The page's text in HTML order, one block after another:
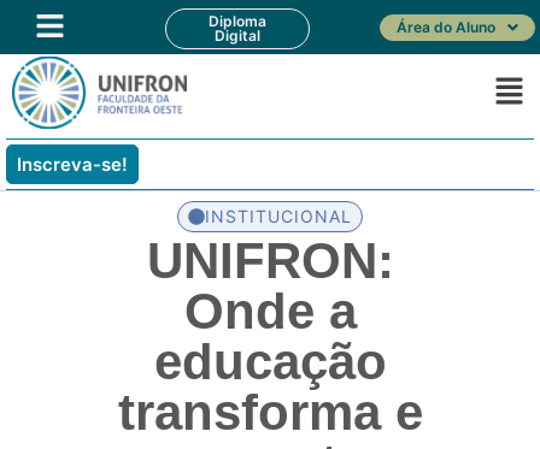
Diploma
Digital
Área do Aluno
Inscreva-se!
INSTITUCIONAL
UNIFRON:
Onde a
educação
transforma e